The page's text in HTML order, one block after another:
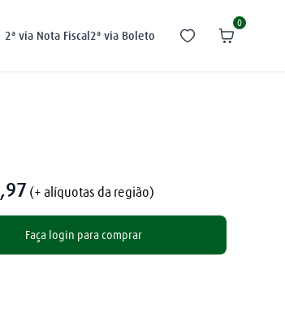
2ª via Nota Fiscal2ª via Boleto
0
,97 (+ alíquotas da região)
Faça login para comprar